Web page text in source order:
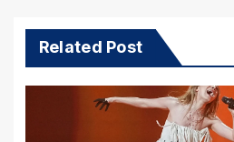
Related Post